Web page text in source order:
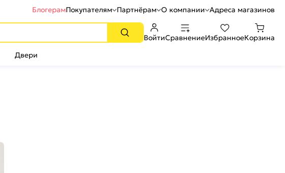
БлогерамПокупателям Партнёрам О компании Адреса магазинов
ВойтиСравнениеИзбранноеКорзина
Двери